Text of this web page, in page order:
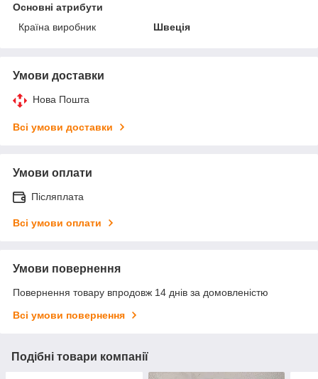
Основні атрибути
Країна виробник
Швеція
Умови доставки
Нова Пошта
Всі умови доставки
Умови оплати
Післяплата
Всі умови оплати
Умови повернення
Повернення товару впродовж 14 днів за домовленістю
Всі умови повернення
Подібні товари компанії